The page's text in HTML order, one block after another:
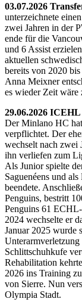
03.07.2026
unterzeichnete
zwei Jahren in der
ende für die
und 6 Assist
aktuellen
bereits von 2020
Anna Meixner
es wieder Zeit wäre
29.06.2026
Der Minlano HC
verpflichtet. Der
wechselt nach zwei
ihn verliefen zum
Als Junior spielte
Saguenéens und
beendete.
Penguins, bestritt
Penguins 61
2024 wechselte er
Januar 2025 wurde
Schlittschuhkufe
Rehabilitation
2026 ins Training
von Sierre. Nun
Olympia Stadt.